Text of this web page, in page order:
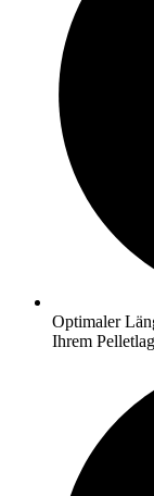
Optimaler
Ihrem